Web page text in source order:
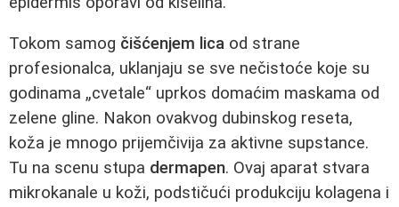
Tokom samog čišćenjem lica od strane
profesionalca, uklanjaju se sve nečistoće koje su
godinama „cvetale“ uprkos domaćim maskama od
zelene gline. Nakon ovakvog dubinskog reseta,
koža je mnogo prijemčivija za aktivne supstance.
Tu na scenu stupa dermapen. Ovaj aparat stvara
mikrokanale u koži, podstičući produkciju kolagena i